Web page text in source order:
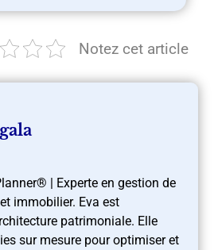
Notez cet article
| Experte en gestion de
immobilier. Eva est
patrimoniale. Elle
sur mesure pour optimiser et